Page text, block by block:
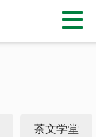
茶文学堂